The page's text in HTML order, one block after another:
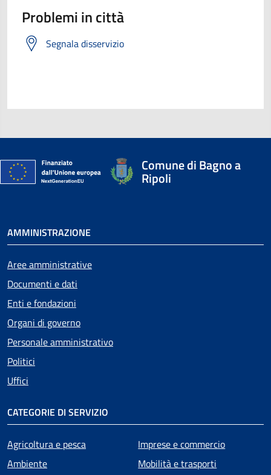
Problemi in città
Segnala disservizio
Comune di Bagno a
Ripoli
AMMINISTRAZIONE
Aree amministrative
Documenti e dati
Enti e fondazioni
Organi di governo
Personale amministrativo
Politici
Uffici
CATEGORIE DI SERVIZIO
Agricoltura e pesca
Ambiente
Imprese e commercio
Mobilità e trasporti